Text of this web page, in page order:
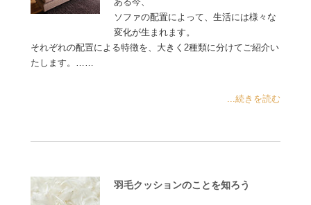
ソファの配置によって、生活には様々な
変化が生まれます。
それぞれの配置による特徴を、大きく2種類に分けてご紹介い
たします。……
...続きを読む
羽毛クッションのことを知ろう